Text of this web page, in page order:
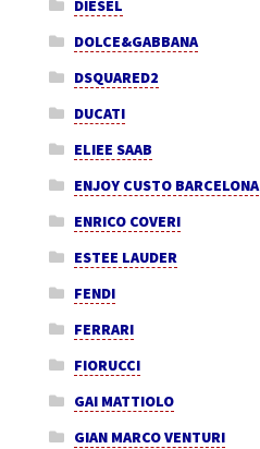
DIESEL
DOLCE&GABBANA
DSQUARED2
DUCATI
ELIEE SAAB
ENJOY CUSTO BARCELONA
ENRICO COVERI
ESTEE LAUDER
FENDI
FERRARI
FIORUCCI
GAI MATTIOLO
GIAN MARCO VENTURI